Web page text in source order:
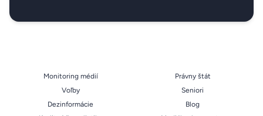
Monitoring médií
Voľby
Dezinformácie
Právny štát
Seniori
Blog